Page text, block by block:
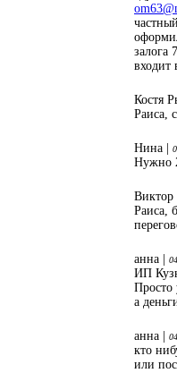
залога
входит
Костя
Раиса,
Нина |
Нужно
Виктор
Раиса,
анна |
ИП
Просто
а
анна |
кто
или